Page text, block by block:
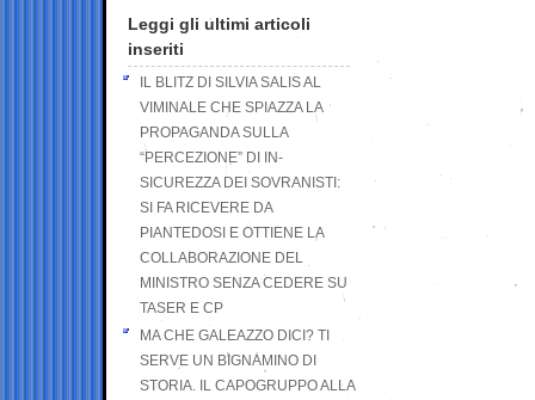
Leggi gli ultimi articoli
inseriti
IL BLITZ DI SILVIA SALIS AL
VIMINALE CHE SPIAZZA LA
PROPAGANDA SULLA
“PERCEZIONE” DI IN-
SICUREZZA DEI SOVRANISTI:
SI FA RICEVERE DA
PIANTEDOSI E OTTIENE LA
COLLABORAZIONE DEL
MINISTRO SENZA CEDERE SU
TASER E CP
MA CHE GALEAZZO DICI? TI
SERVE UN BIGNAMINO DI
STORIA. IL CAPOGRUPPO ALLA